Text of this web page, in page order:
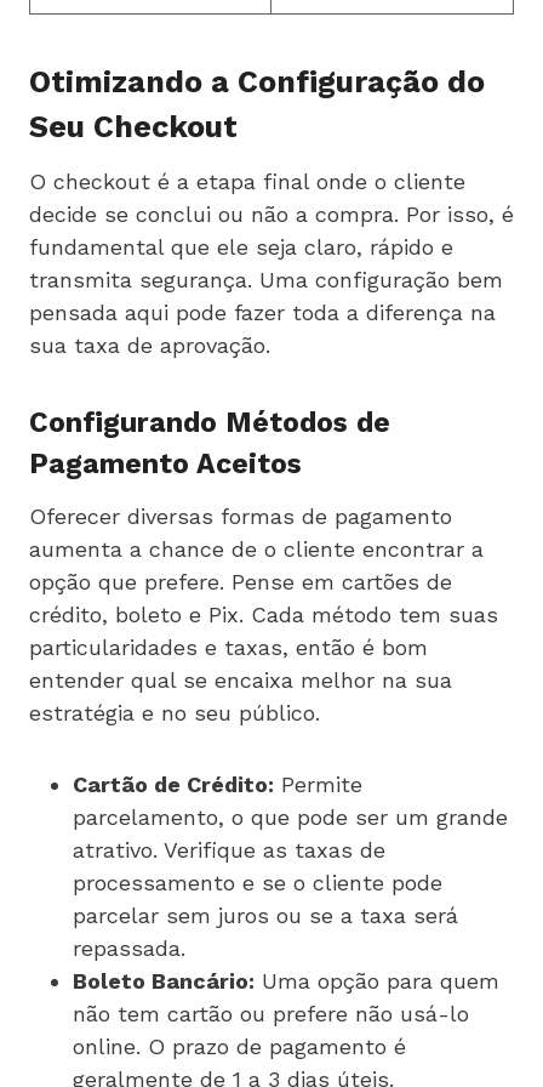
Otimizando a Configuração do
Seu Checkout
O checkout é a etapa final onde o cliente
decide se conclui ou não a compra. Por isso, é
fundamental que ele seja claro, rápido e
transmita segurança. Uma configuração bem
pensada aqui pode fazer toda a diferença na
sua taxa de aprovação.
Configurando Métodos de
Pagamento Aceitos
Oferecer diversas formas de pagamento
aumenta a chance de o cliente encontrar a
opção que prefere. Pense em cartões de
crédito, boleto e Pix. Cada método tem suas
particularidades e taxas, então é bom
entender qual se encaixa melhor na sua
estratégia e no seu público.
Cartão de Crédito: Permite
parcelamento, o que pode ser um grande
atrativo. Verifique as taxas de
processamento e se o cliente pode
parcelar sem juros ou se a taxa será
repassada.
Boleto Bancário: Uma opção para quem
não tem cartão ou prefere não usá-lo
online. O prazo de pagamento é
geralmente de 1 a 3 dias úteis.